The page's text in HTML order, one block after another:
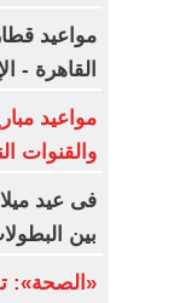
مواعيد
القاهرة -
والقنوات
بين
«الصحة»: